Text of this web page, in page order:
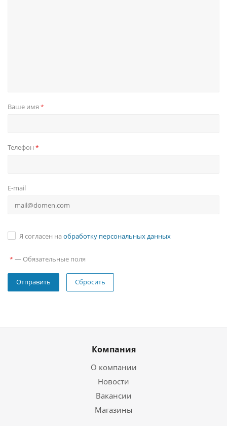
Ваше имя *
Телефон *
E-mail
Я согласен на обработку персональных данных
* — Обязательные поля
Сбросить
Компания
О компании
Новости
Вакансии
Магазины